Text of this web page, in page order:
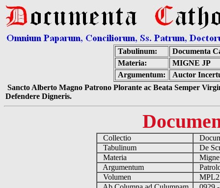
Tabulinum:
Documenta
Materia:
MIGNE JP
Argumentum:
Auctor
Sancto Alberto Magno Patrono Plorante ac Beata Semper
Defendere Digneris.
Collectio
Tabulinum
De
Materia
Argumentum
Volumen